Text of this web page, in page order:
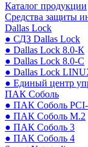
Каталог продукции
Средства защиты
Dallas Lock
● СДЗ Dallas Lock
● Dallas Lock 8.0-К
● Dallas Lock 8.0-С
● Dallas Lock
● Единый центр
ПАК Соболь
● ПАК Соболь
● ПАК Соболь М.2
● ПАК Соболь 3
● ПАК Соболь 4